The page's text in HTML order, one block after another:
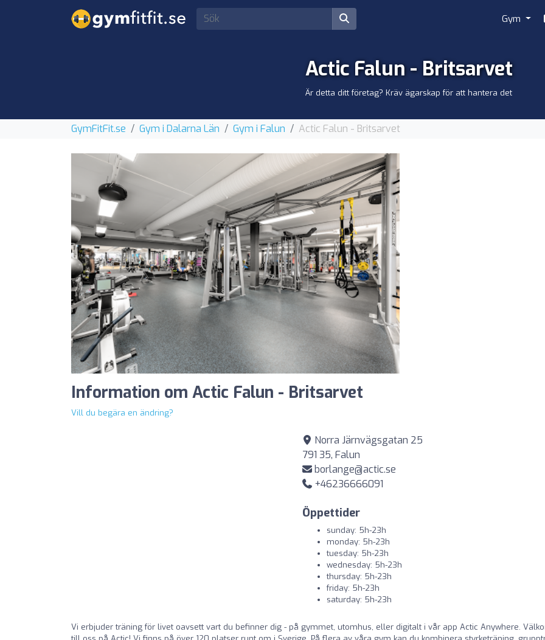
Gym
Actic Falun - Britsarvet
Är detta ditt företag? Kräv ägarskap för att hantera det
GymFitFit.se Gym i Dalarna Län Gym i Falun Actic Falun - Britsarvet
Information om Actic Falun - Britsarvet
Vill du begära en ändring?
Norra Järnvägsgatan 25
791 35, Falun
borlange@actic.se
+46236666091
Öppettider
sunday: 5h-23h
monday: 5h-23h
tuesday: 5h-23h
wednesday: 5h-23h
thursday: 5h-23h
friday: 5h-23h
saturday: 5h-23h
Vi erbjuder träning för livet oavsett vart du befinner dig - på gymmet, utomhus, eller digitalt i vår app Actic Anywhere.